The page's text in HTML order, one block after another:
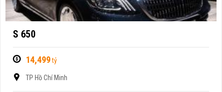
S 650
14,499tỷ
TP Hồ Chí Minh